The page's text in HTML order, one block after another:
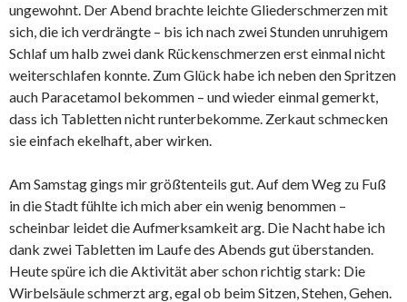
ungewohnt. Der Abend brachte leichte Gliederschmerzen mit
sich, die ich verdrängte – bis ich nach zwei Stunden unruhigem
Schlaf um halb zwei dank Rückenschmerzen erst einmal nicht
weiterschlafen konnte. Zum Glück habe ich neben den Spritzen
auch Paracetamol bekommen – und wieder einmal gemerkt,
dass ich Tabletten nicht runterbekomme. Zerkaut schmecken
sie einfach ekelhaft, aber wirken.
Am Samstag gings mir größtenteils gut. Auf dem Weg zu Fuß
in die Stadt fühlte ich mich aber ein wenig benommen –
scheinbar leidet die Aufmerksamkeit arg. Die Nacht habe ich
dank zwei Tabletten im Laufe des Abends gut überstanden.
Heute spüre ich die Aktivität aber schon richtig stark: Die
Wirbelsäule schmerzt arg, egal ob beim Sitzen, Stehen, Gehen.